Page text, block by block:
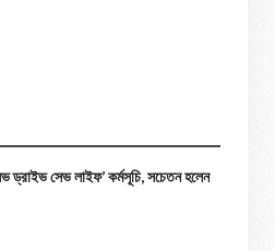
ড্রাইভ সেভ লাইফ’ কর্মসূচি, সচেতন হলেন